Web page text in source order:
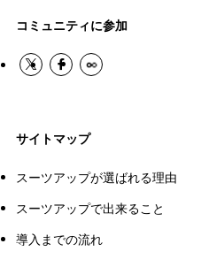
コミュニティに参加
サイトマップ
スーツアップが選ばれる理由
スーツアップで出来ること
導入までの流れ